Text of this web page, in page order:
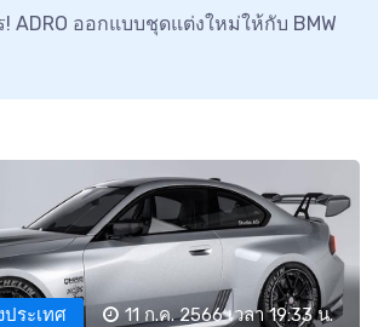
ADRO ออกแบบชุดแต่งใหม่ให้กับ BMW
ระเทศ 11 ก.ค. 2566 เวลา 19:33 น.